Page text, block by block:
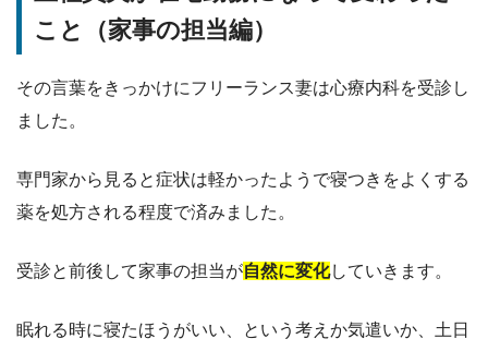
こと（家事の担当編）
その言葉をきっかけにフリーランス妻は心療内科を受診し
ました。
専門家から見ると症状は軽かったようで寝つきをよくする
薬を処方される程度で済みました。
受診と前後して家事の担当が自然に変化していきます。
眠れる時に寝たほうがいい、という考えか気遣いか、土日